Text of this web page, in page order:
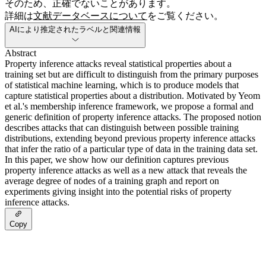
そのため、正確でないことがあります。
詳細は文献データベースについて をご覧ください。
AIにより推定されたラベルと関連情報
Abstract
Property inference attacks reveal statistical properties about a
training set but are difficult to distinguish from the primary purposes
of statistical machine learning, which is to produce models that
capture statistical properties about a distribution. Motivated by Yeom
et al.'s membership inference framework, we propose a formal and
generic definition of property inference attacks. The proposed notion
describes attacks that can distinguish between possible training
distributions, extending beyond previous property inference attacks
that infer the ratio of a particular type of data in the training data set.
In this paper, we show how our definition captures previous
property inference attacks as well as a new attack that reveals the
average degree of nodes of a training graph and report on
experiments giving insight into the potential risks of property
inference attacks.
Copy